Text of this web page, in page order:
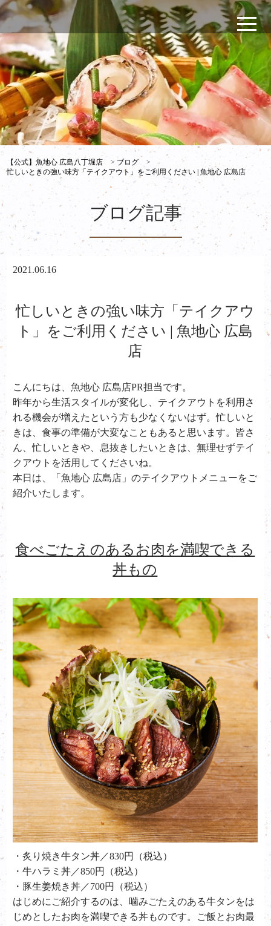
【公式】魚地心 広島八丁堀店 > ブログ
>
忙しいときの強い味方「テイクアウト」をご利用ください | 魚地心 広島店
ブログ記事
2021.06.16
忙しいときの強い味方「テイクアウ
ト」をご利用ください | 魚地心 広島
店
こんにちは、魚地心 広島店PR担当です。
昨年から生活スタイルが変化し、テイクアウトを利用さ
れる機会が増えたという方も少なくないはず。忙しいと
きは、食事の準備が大変なこともあると思います。皆さ
ん、忙しいときや、息抜きしたいときは、無理せずテイ
クアウトを活用してくださいね。
本日は、「魚地心 広島店」のテイクアウトメニューをご
紹介いたします。
食べごたえのあるお肉を満喫できる
丼もの
・炙り焼き牛タン丼／830円（税込）
・牛ハラミ丼／850円（税込）
・豚生姜焼き丼／700円（税込）
はじめにご紹介するのは、噛みごたえのある牛タンをは
じめとしたお肉を満喫できる丼ものです。ご飯とお肉最